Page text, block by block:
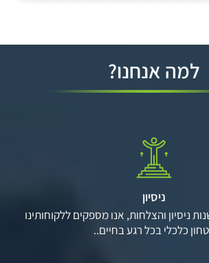
למה אנחנו?
ניסיון
למעלה מ 20 שנות ניסיון והצלחות, אנו מספקים ללקוחותינו
כלכלי בכל רגע בחיים..